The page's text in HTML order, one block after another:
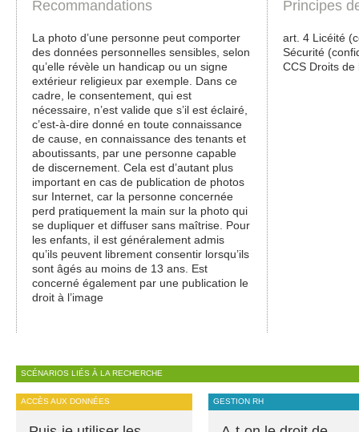
Recommandations
La photo d’une personne peut comporter
des données personnelles sensibles, selon
qu’elle révèle un handicap ou un signe
extérieur religieux par exemple. Dans ce
cadre, le consentement, qui est
nécessaire, n’est valide que s’il est éclairé,
c’est-à-dire donné en toute connaissance
de cause, en connaissance des tenants et
aboutissants, par une personne capable
de discernement. Cela est d’autant plus
important en cas de publication de photos
sur Internet, car la personne concernée
perd pratiquement la main sur la photo qui
se dupliquer et diffuser sans maîtrise. Pour
les enfants, il est généralement admis
qu’ils peuvent librement consentir lorsqu’ils
sont âgés au moins de 13 ans. Est
concerné également par une publication le
droit à l’image
Principes
art. 4 Licéité
Sécurité
CCS Droits
SCÉNARIOS LIÉS À LA RECHERCHE
ACCÈS AUX DONNÉES GESTION RH